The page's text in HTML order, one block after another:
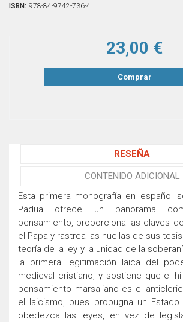
ISBN: 978-84-9742-736-4
23,00 €
Comprar
RESEÑA
CONTENIDO ADICIONAL
Esta primera monografía en español
Padua ofrece un panorama
pensamiento, proporciona las claves
el Papa y rastrea las huellas de sus
teoría de la ley y la unidad de la
la primera legitimación laica del
medieval cristiano, y sostiene que el
pensamiento marsaliano es el
el laicismo, pues propugna un
obedezca las leyes, en vez de